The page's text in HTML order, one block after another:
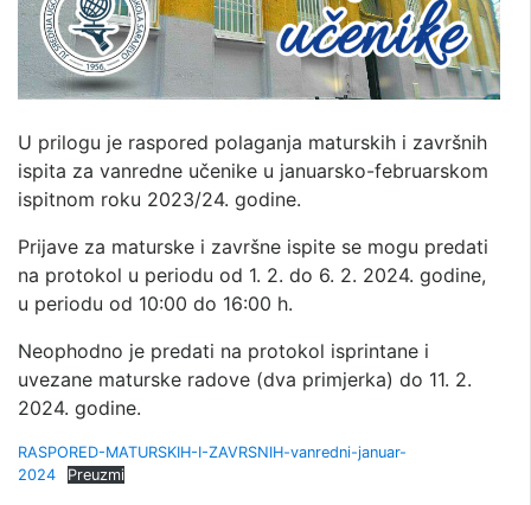
U prilogu je raspored polaganja maturskih i završnih
ispita za vanredne učenike u januarsko-februarskom
ispitnom roku 2023/24. godine.
Prijave za maturske i završne ispite se mogu predati
na protokol u periodu od 1. 2. do 6. 2. 2024. godine,
u periodu od 10:00 do 16:00 h.
Neophodno je predati na protokol isprintane i
uvezane maturske radove (dva primjerka) do 11. 2.
2024. godine.
RASPORED-MATURSKIH-I-ZAVRSNIH-vanredni-januar-
2024
Preuzmi